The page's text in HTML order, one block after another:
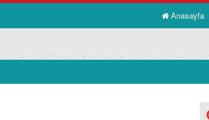
Anasayfa